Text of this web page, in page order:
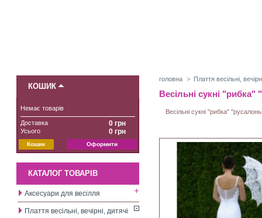
КОШИК
Немає товарів
Доставка 0 грн
Усього 0 грн
Кошик Оформити
КАТАЛОГ ТОВАРІВ
Аксесуари для весілля
Плаття весільні, вечірні, дитячі
головна > Плаття весільні,
Весільні сукні "рибка"
Весільні сукні "рибка"